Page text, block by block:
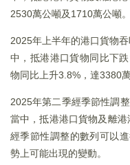
2530萬公噸及1710萬公噸。
2025年上半年的港口貨物
中，抵港港口貨物同比下
物同比上升3.8%，達3380萬
2025年第二季經季節性調
當中，抵港港口貨物及離港
經季節性調整的數列可以
勢上可能出現的變動。